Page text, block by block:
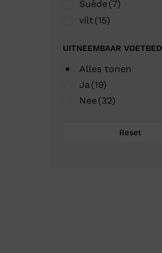
Suède (7)
vilt (15)
UITNEEMBAAR VOETBED
Alles tonen
Ja(19)
Nee (32)
Reset